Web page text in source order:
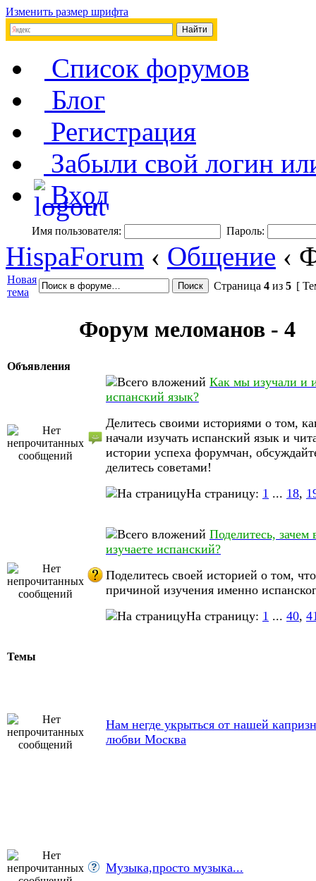
Изменить размер шрифта
Список форумов
Блог
Регистрация
Забыли свой логин
Вход
Имя пользователя: Пароль:
HispaForum ‹ Общение ‹
Новая
тема
Страница 4 из 5 [
Форум меломанов - 4
Объявления
Как мы изучали и
испанский язык?
Делитесь своими историями о том,
начали изучать испанский язык и
истории успеха форумчан,
делитесь советами!
На страницу: 1 ... 18,
Поделитесь, зачем
изучаете испанский?
Поделитесь своей историей о том,
причиной изучения именно
На страницу: 1 ... 40,
Темы
Нам негде укрыться от нашей
любви Москва
Музыка,просто музыка...